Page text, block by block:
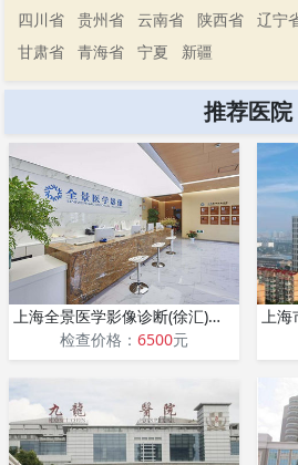
四川省
贵州省 云南省 陕西省 辽宁
甘肃省
青海省 宁夏 新疆
推荐医院
上海全景医学影像诊断(徐汇)中心
检查价格： 6500元
上海